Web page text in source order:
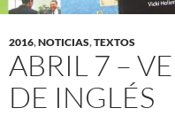
2016,NOTICIAS,TEXTOS
ABRIL 7 –
DE INGLÉS